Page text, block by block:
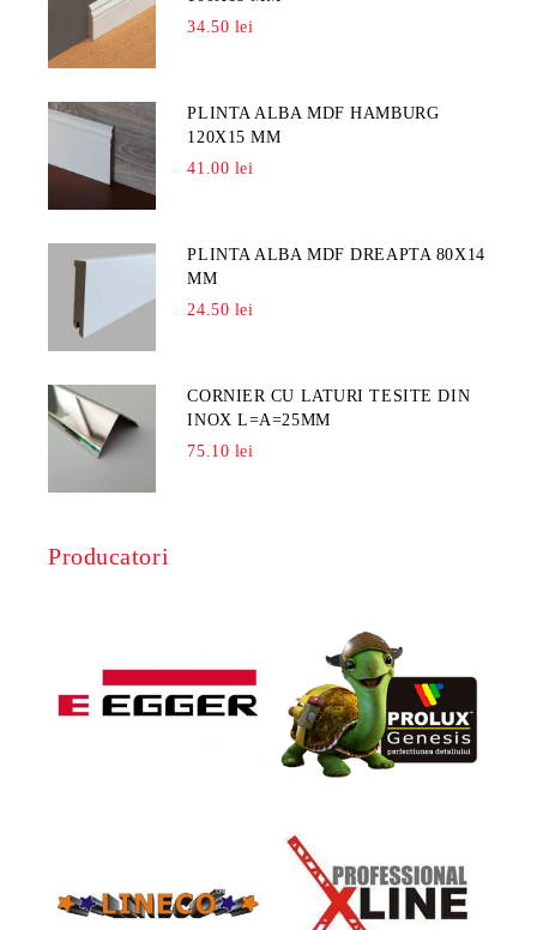
34.50 lei
PLINTA ALBA MDF HAMBURG
120X15 MM
41.00 lei
PLINTA ALBA MDF DREAPTA 80X14
MM
24.50 lei
CORNIER CU LATURI TESITE DIN
INOX L=A=25MM
75.10 lei
Producatori